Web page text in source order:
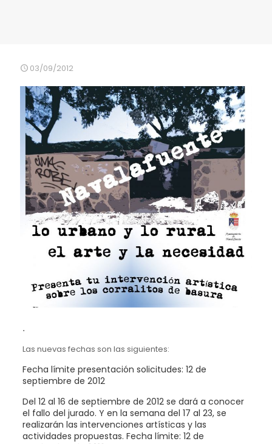
03/09/2012
.
Las nuevas fechas son las siguientes:
Fecha límite presentación solicitudes: 12 de
septiembre de 2012
Del 12 al 16 de septiembre de 2012 se dará a conocer
el fallo del jurado. Y en la semana del 17 al 23, se
realizarán las intervenciones artísticas y las
actividades propuestas. Fecha límite: 12 de